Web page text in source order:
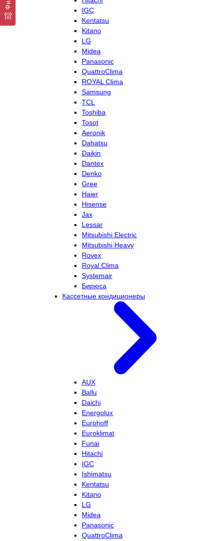
IGC
Kentatsu
Kitano
LG
Midea
Panasonic
QuattroClima
ROYAL Clima
Samsung
TCL
Toshiba
Tosot
Aeronik
Dahatsu
Daikin
Dantex
Denko
Gree
Haier
Hisense
Jax
Lessar
Mitsubishi Electric
Mitsubishi Heavy
Rovex
Royal Clima
Systemair
Бирюса
Кассетные кондиционеры
AUX
Ballu
Daichi
Energolux
Eurohoff
Euroklimat
Funai
Hitachi
IGC
Ishimatsu
Kentatsu
Kitano
LG
Midea
Panasonic
QuattroClima